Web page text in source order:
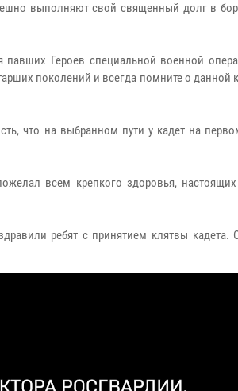
выполняют свой священный долг в
павших Героев специальной военной
поколений и всегда помните о данной
что на выбранном пути у кадет на
всем крепкого здоровья,
ребят с принятием клятвы